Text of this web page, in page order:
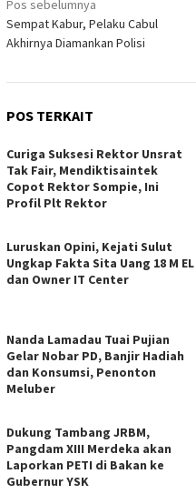
Navigasi
pos
Pos sebelumnya
Sempat Kabur, Pelaku Cabul
Akhirnya Diamankan Polisi
POS TERKAIT
Curiga Suksesi Rektor Unsrat
Tak Fair, Mendiktisaintek
Copot Rektor Sompie, Ini
Profil Plt Rektor
Luruskan Opini, Kejati Sulut
Ungkap Fakta Sita Uang 18 M EL
dan Owner IT Center
Nanda Lamadau Tuai Pujian
Gelar Nobar PD, Banjir Hadiah
dan Konsumsi, Penonton
Meluber
Dukung Tambang JRBM,
Pangdam XIII Merdeka akan
Laporkan PETI di Bakan ke
Gubernur YSK